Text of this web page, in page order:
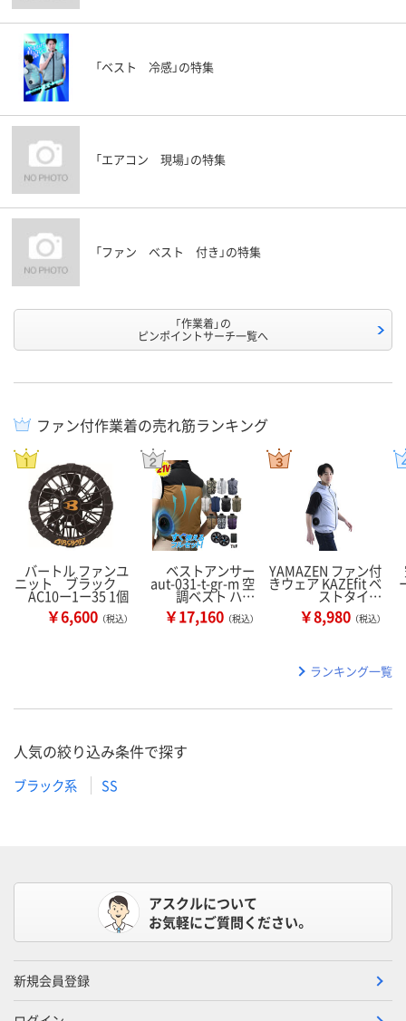
「ベスト 冷感」の特集
「エアコン 現場」の特集
「ファン ベスト 付き」の特集
「作業着」の
ピンポイントサーチ一覧へ
ファン付作業着の売れ筋ランキング
バートル ファンユ
ニット ブラック
AC10ー1ー35 1個
￥6,600 （税込）
ベストアンサー
aut-031-t-gr-m 空
調ベスト ハ…
￥17,160 （税込）
YAMAZEN ファン付
きウェア KAZEfit ベ
ストタイ…
￥8,980 （税込）
ランキング一覧
人気の絞り込み条件で探す
ブラック系 SS
アスクルについて
お気軽にご質問ください。
新規会員登録